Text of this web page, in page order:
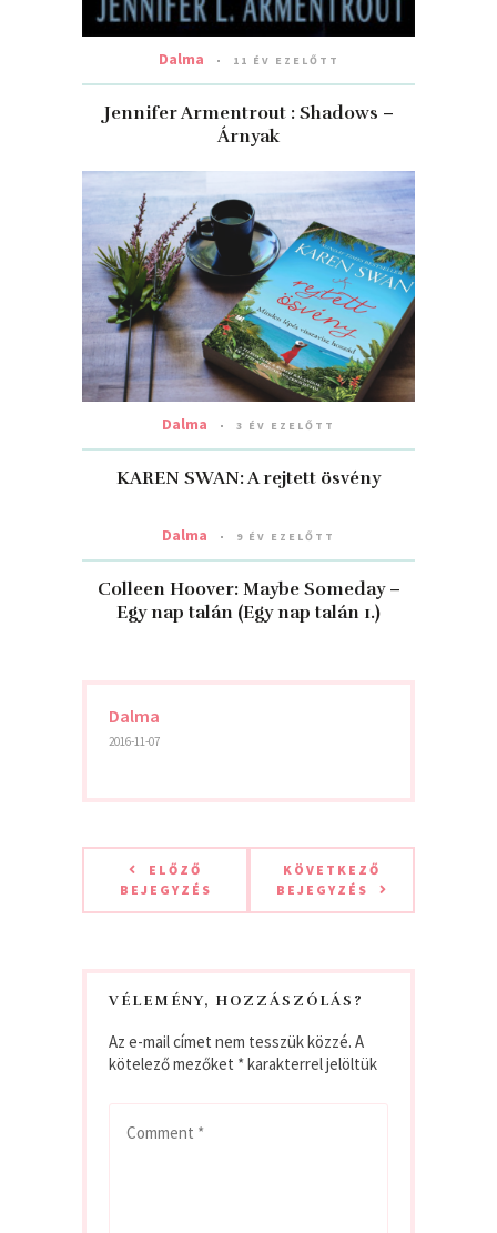
Dalma 11 ÉV EZELŐTT
Jennifer Armentrout : Shadows –
Árnyak
Dalma 3 ÉV EZELŐTT
KAREN SWAN: A ​rejtett ösvény
Dalma 9 ÉV EZELŐTT
Colleen Hoover: Maybe ​Someday –
Egy nap talán (Egy nap talán 1.)
Dalma
2016-11-07
ELŐZŐ
BEJEGYZÉS
KÖVETKEZŐ
BEJEGYZÉS
VÉLEMÉNY, HOZZÁSZÓLÁS?
Az e-mail címet nem tesszük közzé. A
kötelező mezőket *karakterrel jelöltük